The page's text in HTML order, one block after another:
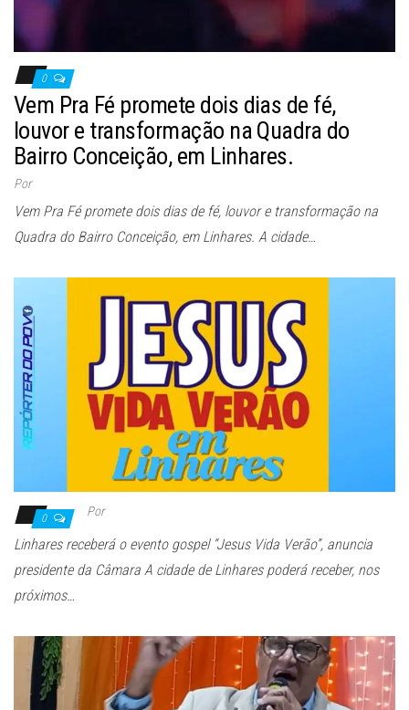
0
Vem Pra Fé promete dois dias de fé,
louvor e transformação na Quadra do
Bairro Conceição, em Linhares.
Por
Vem Pra Fé promete dois dias de fé, louvor e transformação na
Quadra do Bairro Conceição, em Linhares. A cidade…
0 Por
Linhares receberá o evento gospel “Jesus Vida Verão”, anuncia
presidente da Câmara A cidade de Linhares poderá receber, nos
próximos…